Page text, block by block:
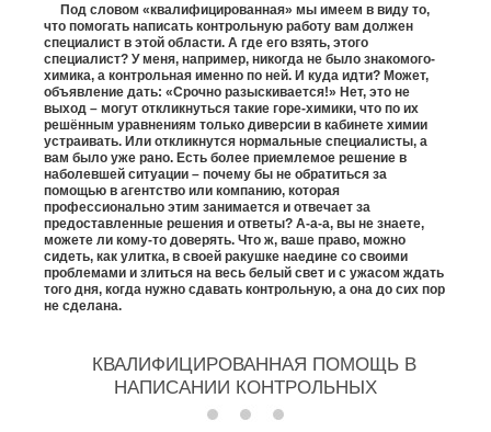
Под словом «квалифицированная» мы имеем в виду то,
что помогать написать контрольную работу вам должен
специалист в этой области. А где его взять, этого
специалист? У меня, например, никогда не было знакомого-
химика, а контрольная именно по ней. И куда идти? Может,
объявление дать: «Срочно разыскивается!» Нет, это не
выход – могут откликнуться такие горе-химики, что по их
решённым уравнениям только диверсии в кабинете химии
устраивать. Или откликнутся нормальные специалисты, а
вам было уже рано. Есть более приемлемое решение в
наболевшей ситуации – почему бы не обратиться за
помощью в агентство или компанию, которая
профессионально этим занимается и отвечает за
предоставленные решения и ответы? А-а-а, вы не знаете,
можете ли кому-то доверять. Что ж, ваше право, можно
сидеть, как улитка, в своей ракушке наедине со своими
проблемами и злиться на весь белый свет и с ужасом ждать
того дня, когда нужно сдавать контрольную, а она до сих пор
не сделана.
КВАЛИФИЦИРОВАННАЯ ПОМОЩЬ В
НАПИСАНИИ КОНТРОЛЬНЫХ